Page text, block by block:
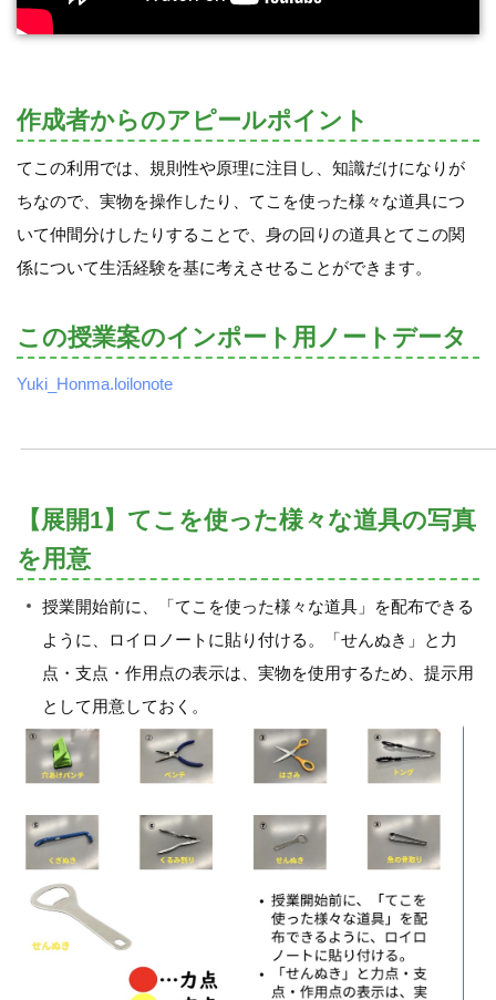
作成者からのアピールポイント
てこの利用では、規則性や原理に注目し、知識だけになりが
ちなので、実物を操作したり、てこを使った様々な道具につ
いて仲間分けしたりすることで、身の回りの道具とてこの関
係について生活経験を基に考えさせることができます。
この授業案のインポート用ノートデータ
Yuki_Honma.loilonote
【展開1】てこを使った様々な道具の写真
を用意
授業開始前に、「てこを使った様々な道具」を配布できる
ように、ロイロノートに貼り付ける。「せんぬき」と力
点・支点・作用点の表示は、実物を使用するため、提示用
として用意しておく。